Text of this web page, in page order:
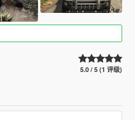
5.0 / 5 (1 评级)